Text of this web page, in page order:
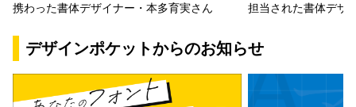
携わった書体デザイナー・本多育実さん
担当された書体デザ
デザインポケットからのお知らせ